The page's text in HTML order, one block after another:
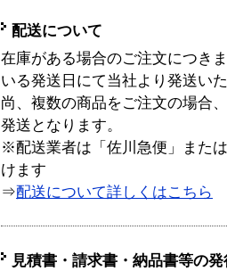
配送について
在庫がある場合のご注文につき
いる発送日にて当社より発送い
尚、複数の商品をご注文の場合
発送となります。
※配送業者は「佐川急便」また
けます
⇒配送について詳しくはこちら
見積書・請求書・納品書等の